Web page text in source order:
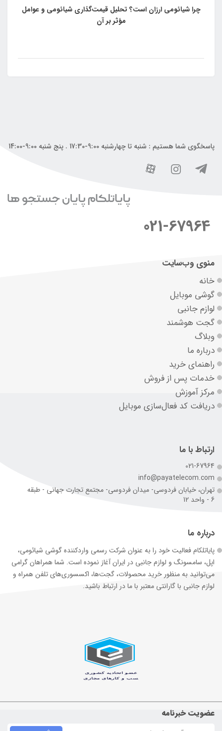
چرا شیائومی ارزان است؟ تحلیل قیمت‌گذاری شیائومی و عوامل
مؤثر بر آن
پاسخگوی شما هستیم : شنبه تا چهارشنبه 9:00-17:30 . پنج شنبه 9:00-14:00
021-67964
منوی وب‌سایت
خانه
گوشی موبایل
لوازم جانبی
گجت هوشمند
وبلاگ
درباره ما
راهنمای خرید
خدمات پس از فروش
مرکز آموزش
دریافت کد فعال‌سازی موبایل
ارتباط با ما
021-67964
info@payatelecom.com
تهران، خیابان فردوسی- میدان فردوسی- مجتمع تجارت جهانی - طبقه
6 - واحد 12
درباره ما
پایاتلکام فعالیت خود را به عنوان شرکت رسمی وارد‌کننده گوشی شیائومی،
اپل، سامسونگ و لوازم جانبی در ایران آغاز نموده است. شما همراهان گرامی
می‌توانید به منظور خرید محصولات، گجت‌ها، اکسسوری‌های تلفن همراه و
لوازم جانبی با گارانتی معتبر با ما در ارتباط باشید.
عضویت خبرنامه